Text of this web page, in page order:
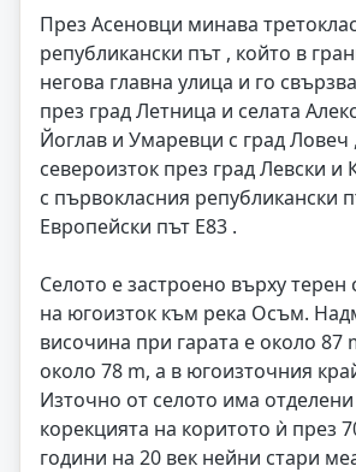
През Асеновци минава
републикански път , който в
негова главна улица и го
през град Летница и селата
Йоглав и Умаревци с град Ловеч
североизток през град Левски и
с първокласния републикански
Европейски път Е83 .
Селото е застроено върху терен
на югоизток към река Осъм.
височина при гарата е около 87
около 78 m, а в югоизточния
Източно от селото има отделени
корекцията на коритото ѝ през
години на 20 век нейни стари